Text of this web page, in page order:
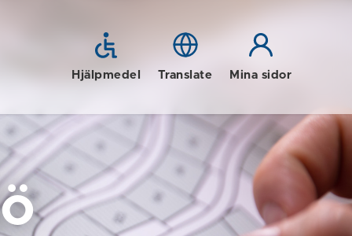
Hjälpmedel Translate Mina sidor